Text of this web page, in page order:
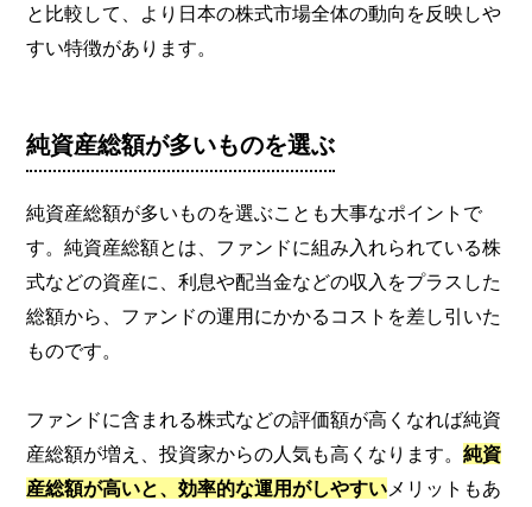
と比較して、より日本の株式市場全体の動向を反映しや
すい特徴があります。
純資産総額が多いものを選ぶ
純資産総額が多いものを選ぶことも大事なポイントで
す。純資産総額とは、ファンドに組み入れられている株
式などの資産に、利息や配当金などの収入をプラスした
総額から、ファンドの運用にかかるコストを差し引いた
ものです。
ファンドに含まれる株式などの評価額が高くなれば純資
産総額が増え、投資家からの人気も高くなります。純資
産総額が高いと、効率的な運用がしやすい メリットもあ